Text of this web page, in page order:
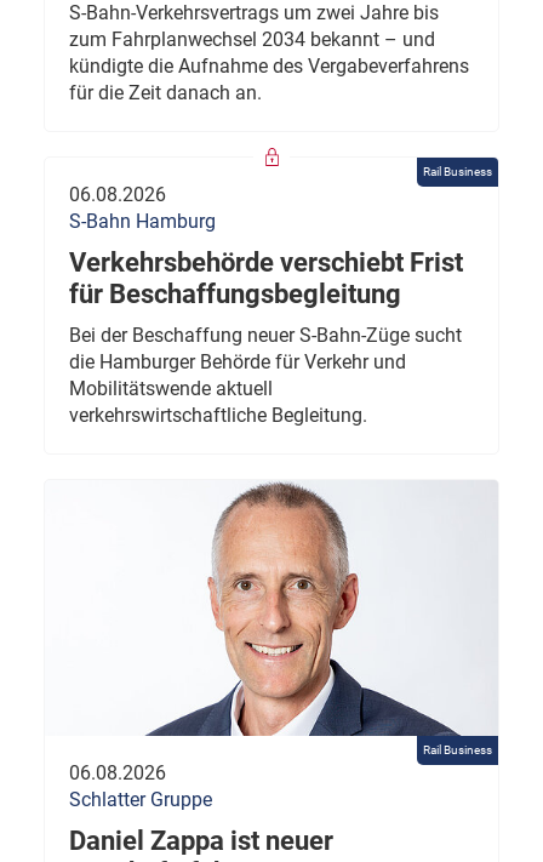
S-Bahn-Verkehrsvertrags um zwei Jahre bis
zum Fahrplanwechsel 2034 bekannt – und
kündigte die Aufnahme des Vergabeverfahrens
für die Zeit danach an.
Rail Business
06.08.2026
S-Bahn Hamburg
Verkehrsbehörde verschiebt Frist
für Beschaffungsbegleitung
Bei der Beschaffung neuer S-Bahn-Züge sucht
die Hamburger Behörde für Verkehr und
Mobilitätswende aktuell
verkehrswirtschaftliche Begleitung.
Rail Business
06.08.2026
Schlatter Gruppe
Daniel Zappa ist neuer